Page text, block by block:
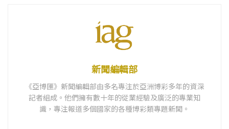
新聞編輯部
《亞博匯》新聞編輯部由多名專注於亞洲博彩多年的資深
記者組成。他們擁有數十年的從業經驗及廣泛的專業知
識，專注報道多個國家的各種博彩類專題新聞。